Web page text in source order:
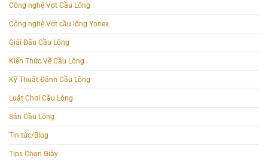
Công nghệ Vợt Cầu Lông
Công nghệ Vợt cầu lông Yonex
Giải Đấu Cầu Lông
Kiến Thức Về Cầu Lông
Kỹ Thuật Đánh Cầu Lông
Luật Chơi Cầu Lông
Sân Cầu Lông
Tin tức/Blog
Tips Chọn Giày